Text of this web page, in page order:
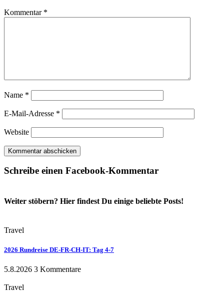
Kommentar *
Name *
E-Mail-Adresse *
Website
Schreibe einen Facebook-Kommentar
Weiter stöbern? Hier findest Du einige beliebte Posts!
Travel
2026 Rundreise DE-FR-CH-IT: Tag 4-7
5.8.2026 3 Kommentare
Travel